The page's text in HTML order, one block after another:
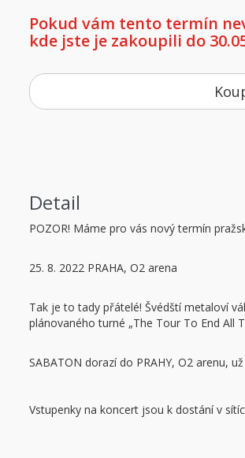
Pokud vám tento termín
kde jste je zakoupili do
Detail
POZOR! Máme pro vás nový termín
25. 8. 2022 PRAHA, O2 arena
Tak je to tady přátelé! Švédští metaloví
plánovaného turné „The Tour To End All
SABATON dorazí do PRAHY, O2 arenu,
Vstupenky na koncert jsou k dostání v